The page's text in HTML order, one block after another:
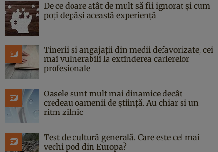
De ce doare atât de mult să fii ignorat și cum
poți depăși această experiență
Tinerii și angajații din medii defavorizate, cei
mai vulnerabili la extinderea carierelor
profesionale
Oasele sunt mult mai dinamice decât
credeau oamenii de știință. Au chiar și un
ritm zilnic
Test de cultură generală. Care este cel mai
vechi pod din Europa?